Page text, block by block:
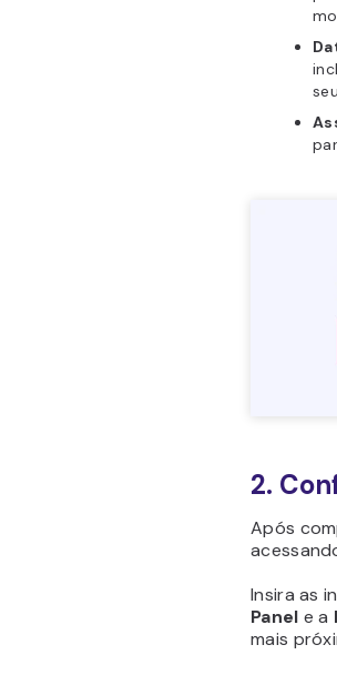
2.
Após
Insira as
Panel e a
mais